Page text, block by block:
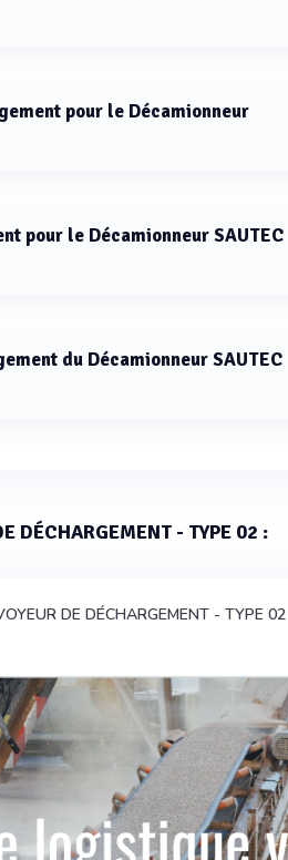
pour le Décamionneur
pour le Décamionneur SAUTEC
du Décamionneur SAUTEC
- TYPE 02 :
DE DÉCHARGEMENT - TYPE 02